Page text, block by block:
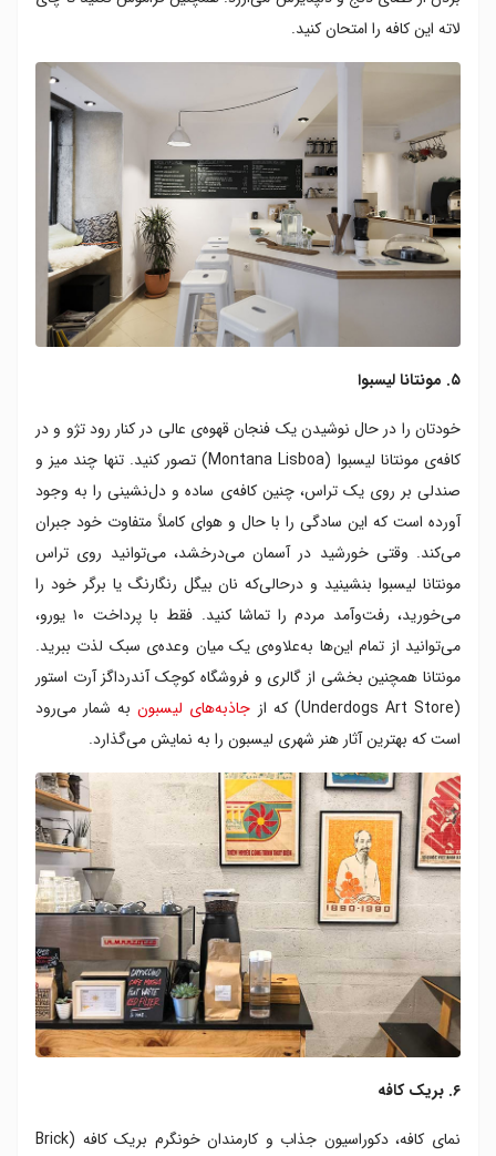
لاته‌ این کافه را امتحان کنید.
۵. مونتانا لیسبوا
خودتان را در حال نوشیدن یک فنجان قهوه‌ی عالی در کنار رود تژو و در
کافه‌ی مونتانا لیسبوا (Montana Lisboa) تصور کنید. تنها چند میز و
صندلی بر روی یک تراس، چنین کافه‌ی ساده و دل‌نشینی را به وجود
آورده است که این سادگی را با حال و هوای کاملاً متفاوت خود جبران
می‌کند. وقتی خورشید در آسمان می‌درخشد، می‌توانید روی تراس
مونتانا لیسبوا بنشینید و درحالی‌که نان بیگل رنگارنگ یا برگر خود را
می‌خورید، رفت‌وآمد مردم را تماشا کنید. فقط با پرداخت ۱۰ یورو،
می‌توانید از تمام این‌ها به‌علاوه‌ی یک میان وعده‌ی سبک لذت ببرید.
مونتانا همچنین بخشی از گالری و فروشگاه کوچک آندرداگز آرت استور
(Underdogs Art Store) که از
جاذبه‌های لیسبونبه شمار می‌رود
است که بهترین آثار هنر شهری لیسبون را به نمایش می‌گذارد.
۶. بریک کافه
نمای کافه، دکوراسیون جذاب و کارمندان خونگرم بریک کافه (Brick